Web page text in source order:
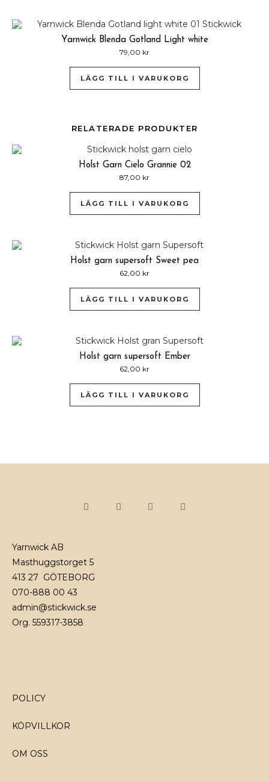
Yarnwick Blenda Gotland Light white
79,00 kr
LÄGG TILL I VARUKORG
RELATERADE PRODUKTER
Holst Garn Cielo Grannie 02
87,00 kr
LÄGG TILL I VARUKORG
Holst garn supersoft Sweet pea
62,00 kr
LÄGG TILL I VARUKORG
Holst garn supersoft Ember
62,00 kr
LÄGG TILL I VARUKORG
Yarnwick AB
Masthuggstorget 5
413 27 GÖTEBORG
070-888 00 43
admin@stickwick.se
Org. 559317-3858
POLICY
KÖPVILLKOR
OM OSS